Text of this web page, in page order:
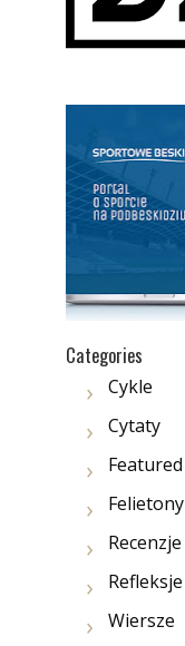
Categories
Cykle
Cytaty
Featured
Felietony
Recenzje
Refleksje
Wiersze